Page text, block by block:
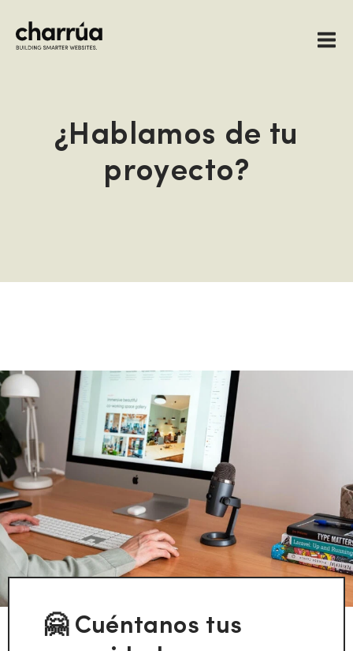
¿Hablamos de tu
proyecto?
🤗 Cuéntanos tus